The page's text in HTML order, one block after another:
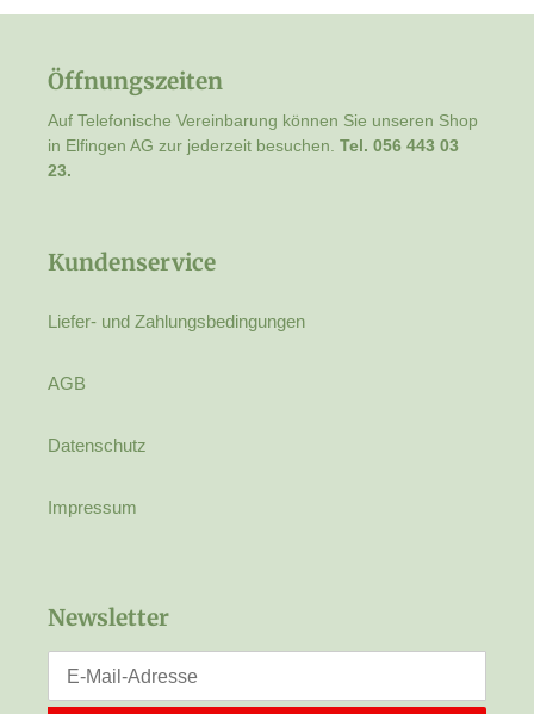
Öffnungszeiten
Auf Telefonische Vereinbarung können Sie unseren Shop
in Elfingen AG zur jederzeit besuchen. Tel. 056 443 03
23.
Kundenservice
Liefer- und Zahlungsbedingungen
AGB
Datenschutz
Impressum
Newsletter